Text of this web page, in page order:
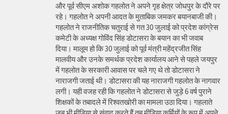
और पूर्व सीएम अशोक गहलोत ने अपने गृह क्षेत्र जोधपुर के दौरे पर
रहे। गहलोत ने अपनी आदत के मुताबिक जमकर बयानबाजी की।
गहलोत ने राजनीतिक चतुराई से गत 30 जुलाई को प्रदेश कांग्रेस
कमेटी के अध्यक्ष गोविंद सिंह डोटासरा के बयान का भी जवाब
दिया। मालूम हो कि 30 जुलाई को पूर्व मंत्री महेंद्रजीत सिंह
मालवीय और उनके समर्थक प्रदेश कार्यालय आने से पहले जयपुर
में गहलोत के सरकारी आवास पर चले गए थे तो डोटासरा ने
नाराजगी जताई थी। डोटासरा की यह नाराजगी गहलोत के नागवार
लगी। यही वजह रही कि गहलोत ने डोटासरा से जुड़े 6 वर्ष पुराने
शिक्षकों के तबादले में रिश्वतखोरी का मामला उठा दिया। गहलाते